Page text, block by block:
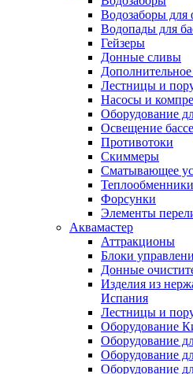
Водозаборы для
Водопады для
Гейзеры
Донные сливы
Лестницы и
Насосы и
Оборудование
Освещение
Противотоки
Скиммеры
Сматывающее
Теплообменники
Форсунки
Элементы
Аквамастер
Аттракционы
Блоки
Донные
Изделия из
Испания
Лестницы и
Оборудование
Оборудование
Оборудование
Оборудование